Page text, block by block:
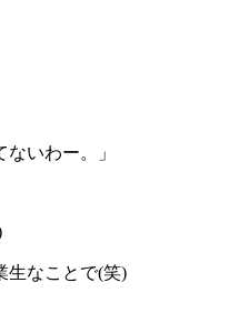
いわー。」
生なことで(笑)